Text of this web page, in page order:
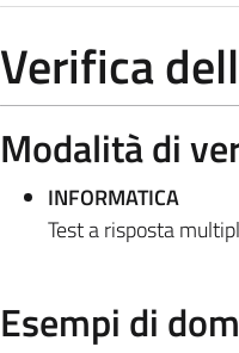
Verifica
Modalità di
INFORMATICA
Test a risposta
Esempi di